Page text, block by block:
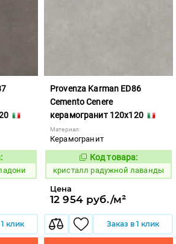
клик
Provenza Karman ED86
Cemento Cenere
керамогранит 120x120
Материал:
Керамогранит
822041
Код товара:
кристалл радужной лаванды
Цена
12 954 руб./м²
Заказ в 1 клик